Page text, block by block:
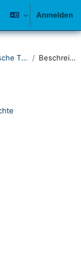
Anmelden
Seminar für Katholische Theologie Beschreibung